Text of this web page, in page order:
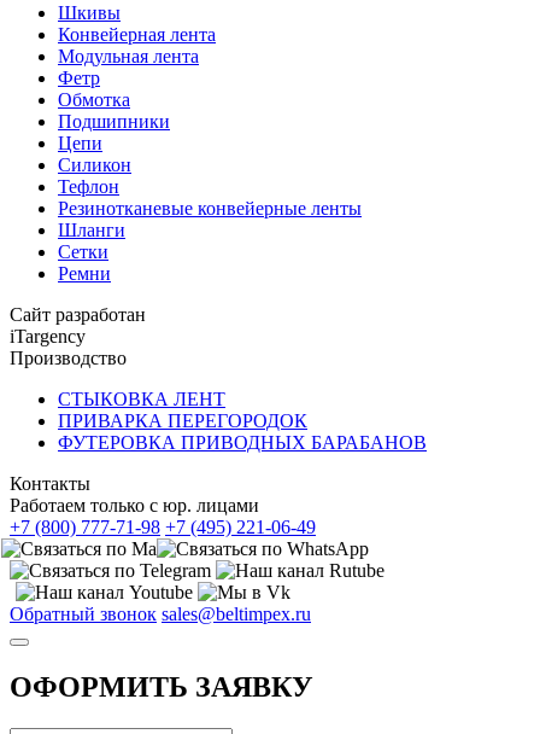
Шкивы
Конвейерная лента
Модульная лента
Фетр
Обмотка
Подшипники
Цепи
Силикон
Тефлон
Резинотканевые конвейерные ленты
Шланги
Сетки
Ремни
Сайт разработан
iTargency
Производство
СТЫКОВКА ЛЕНТ
ПРИВАРКА ПЕРЕГОРОДОК
ФУТЕРОВКА ПРИВОДНЫХ БАРАБАНОВ
Контакты
Работаем только с юр. лицами
+7 (800) 777-71-98 +7 (495) 221-06-49
Обратный звонок sales@beltimpex.ru
ОФОРМИТЬ ЗАЯВКУ